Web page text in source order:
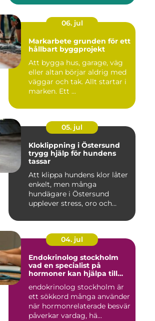
06. jul
Markarbete grunden för ett
hållbart byggprojekt
Att bygga hus, garage, väg
eller altan börjar aldrig med
väggar och tak. Allt startar i
marken. Ett ...
05. jul
Kloklippning i Östersund
trygg hjälp för hundens
tassar
Att klippa hundens klor låter
enkelt, men många
hundägare i Östersund
upplever stress, oro och
04. jul
Endokrinolog stockholm
vad en specialist på
hormoner kan hjälpa till
endokrinolog stockholm är
ett sökkord många använder
när hormonrelaterade besvär
påverkar vardag, hä...